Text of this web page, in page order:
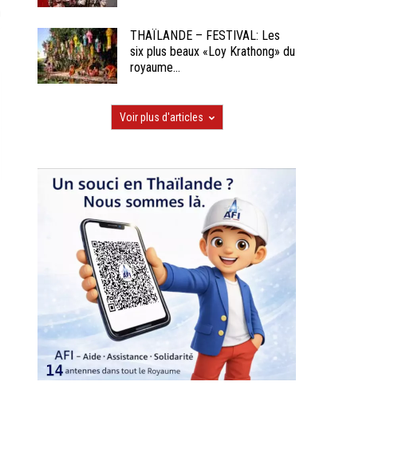
THAÏLANDE – FESTIVAL: Les
six plus beaux «Loy Krathong» du
royaume...
Voir plus d'articles